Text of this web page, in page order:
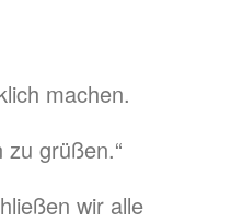
machen.
grüßen.“
wir alle